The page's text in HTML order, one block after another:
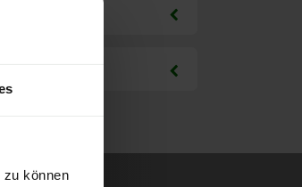
zu können